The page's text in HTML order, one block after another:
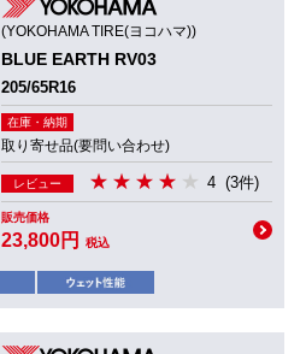
(YOKOHAMA TIRE(ヨコハマ))
BLUE EARTH RV03
205/65R16
在庫・納期
取り寄せ品(要問い合わせ)
レビュー 4 (3件)
販売価格
23,800円 税込